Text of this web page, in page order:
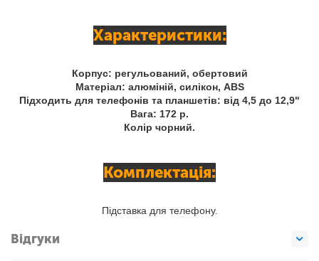
Характеристики:
Корпус: регульований, обертовий
Матеріал: алюміній, силікон, ABS
Підходить для телефонів та планшетів: від 4,5 до 12,9"
Вага: 172 р.
Колір чорний.
Комплектація:
Підставка для телефону.
Відгуки